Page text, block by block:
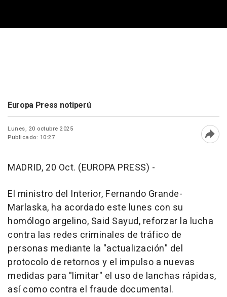
Europa Press notiperú
Lunes, 20 octubre 2025
Publicado: 10:27
MADRID, 20 Oct. (EUROPA PRESS) -
El ministro del Interior, Fernando Grande-
Marlaska, ha acordado este lunes con su
homólogo argelino, Said Sayud, reforzar la lucha
contra las redes criminales de tráfico de
personas mediante la "actualización" del
protocolo de retornos y el impulso a nuevas
medidas para "limitar" el uso de lanchas rápidas,
así como contra el fraude documental.